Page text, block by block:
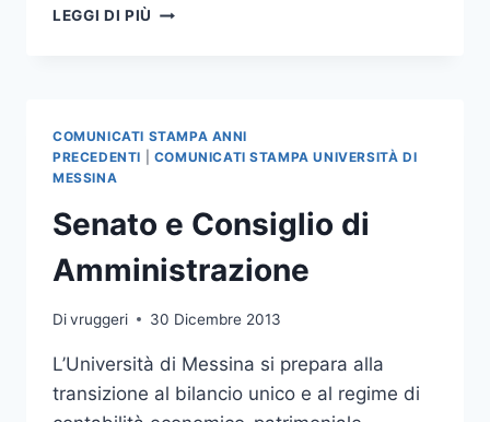
LEGGI DI PIÙ SENATO
COMUNICATI STAMPA ANNI
PRECEDENTI
COMUNICATI STAMPA UNIVERSITÀ DI
MESSINA
Senato e Consiglio di
Amministrazione
Divruggeri 30 Dicembre 2013
L’Università di Messina si prepara alla
transizione al bilancio unico e al regime di